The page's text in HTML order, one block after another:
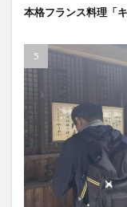
本格フランス料理「